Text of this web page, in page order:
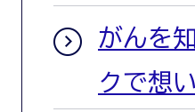
がんを
クで想